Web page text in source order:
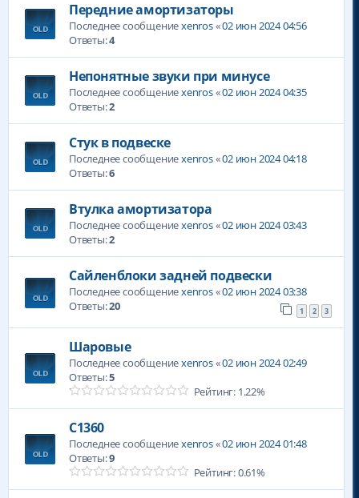
Передние амортизаторы
Последнее сообщениеxenros«02 июн 2024 04:56
Ответы:4
Непонятные звуки при минусе
Последнее сообщениеxenros«02 июн 2024 04:35
Ответы:2
Стук в подвеске
Последнее сообщениеxenros«02 июн 2024 04:18
Ответы:6
Втулка амортизатора
Последнее сообщениеxenros«02 июн 2024 03:43
Ответы:2
Сайленблоки задней подвески
Последнее сообщениеxenros«02 июн 2024 03:38
Ответы:20 1 2 3
Шаровые
Последнее сообщениеxenros«02 июн 2024 02:49
Ответы:5
Рейтинг: 1.22%
С1360
Последнее сообщениеxenros«02 июн 2024 01:48
Ответы:9
Рейтинг: 0.61%